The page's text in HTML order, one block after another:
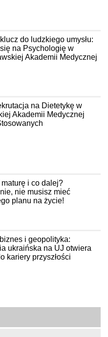
do ludzkiego umysłu:
na Psychologię w
Akademii Medycznej
na Dietetykę w
Akademii Medycznej
maturę i co dalej?
nie musisz mieć
planu na życie!
i geopolityka:
ukraińska na UJ otwiera
kariery przyszłości